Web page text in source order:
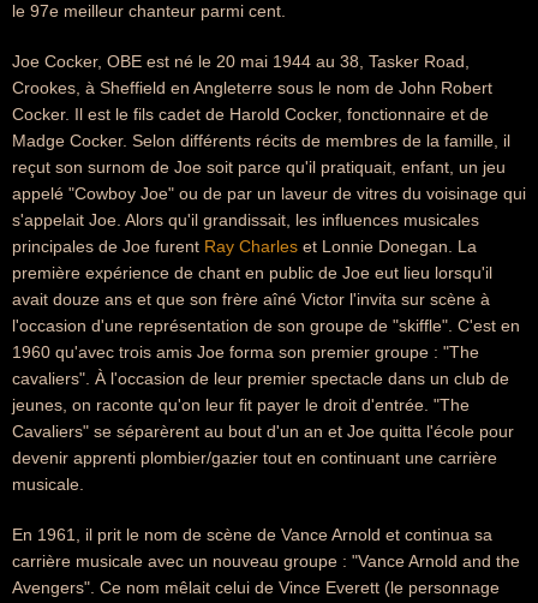
le 97e meilleur chanteur parmi cent.
Joe Cocker, OBE est né le 20 mai 1944 au 38, Tasker Road,
Crookes, à Sheffield en Angleterre sous le nom de John Robert
Cocker. Il est le fils cadet de Harold Cocker, fonctionnaire et de
Madge Cocker. Selon différents récits de membres de la famille, il
reçut son surnom de Joe soit parce qu'il pratiquait, enfant, un jeu
appelé "Cowboy Joe" ou de par un laveur de vitres du voisinage qui
s'appelait Joe. Alors qu'il grandissait, les influences musicales
principales de Joe furent Ray Charles et Lonnie Donegan. La
première expérience de chant en public de Joe eut lieu lorsqu'il
avait douze ans et que son frère aîné Victor l'invita sur scène à
l'occasion d'une représentation de son groupe de "skiffle". C'est en
1960 qu'avec trois amis Joe forma son premier groupe : "The
cavaliers". À l'occasion de leur premier spectacle dans un club de
jeunes, on raconte qu'on leur fit payer le droit d'entrée. "The
Cavaliers" se séparèrent au bout d'un an et Joe quitta l'école pour
devenir apprenti plombier/gazier tout en continuant une carrière
musicale.
En 1961, il prit le nom de scène de Vance Arnold et continua sa
carrière musicale avec un nouveau groupe : "Vance Arnold and the
Avengers". Ce nom mêlait celui de Vince Everett (le personnage